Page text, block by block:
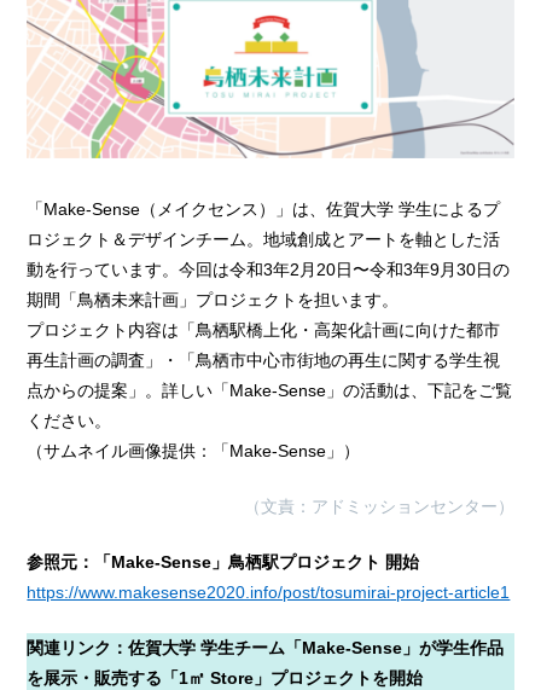
「Make-Sense（メイクセンス）」は、佐賀大学 学生によるプ
ロジェクト＆デザインチーム。地域創成とアートを軸とした活
動を行っています。今回は令和3年2月20日〜令和3年9月30日の
期間「鳥栖未来計画」プロジェクトを担います。
プロジェクト内容は「鳥栖駅橋上化・高架化計画に向けた都市
再生計画の調査」・「鳥栖市中心市街地の再生に関する学生視
点からの提案」。詳しい「Make-Sense」の活動は、下記をご覧
ください。
（サムネイル画像提供：「Make-Sense」）
（文責：アドミッションセンター）
参照元：「Make-Sense」鳥栖駅プロジェクト 開始
https://www.makesense2020.info/post/tosumirai-project-article1
関連リンク：佐賀大学 学生チーム「Make-Sense」が学生作品
を展示・販売する「1㎡ Store」プロジェクトを開始